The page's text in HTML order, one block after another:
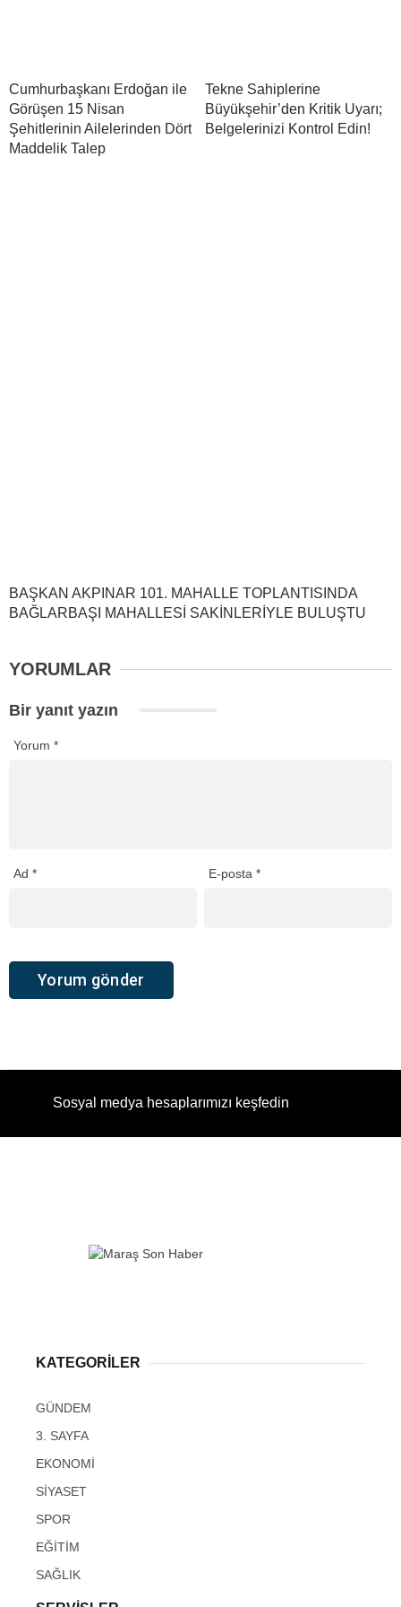
Cumhurbaşkanı Erdoğan ile
Görüşen 15 Nisan
Şehitlerinin Ailelerinden Dört
Maddelik Talep
Tekne Sahiplerine
Büyükşehir’den Kritik Uyarı;
Belgelerinizi Kontrol Edin!
BAŞKAN AKPINAR 101. MAHALLE TOPLANTISINDA
BAĞLARBAŞI MAHALLESİ SAKİNLERİYLE BULUŞTU
YORUMLAR
Bir yanıt yazın
Yorum *
Ad * E-posta*
Sosyal medya hesaplarımızı keşfedin
KATEGORİLER
GÜNDEM
3. SAYFA
EKONOMİ
SİYASET
SPOR
EĞİTİM
SAĞLIK